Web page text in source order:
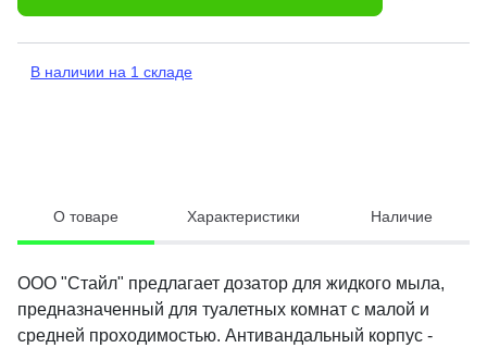
В наличии на 1 складе
О товаре Характеристики Наличие
ООО "Стайл" предлагает дозатор для жидкого мыла,
предназначенный для туалетных комнат с малой и
средней проходимостью. Антивандальный корпус -